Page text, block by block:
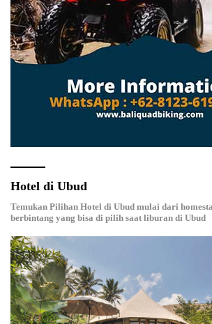
Hotel di Ubud
Temukan Pilihan Hotel di Ubud mulai dari
berbintang yang bisa di pilih saat liburan di Ubud